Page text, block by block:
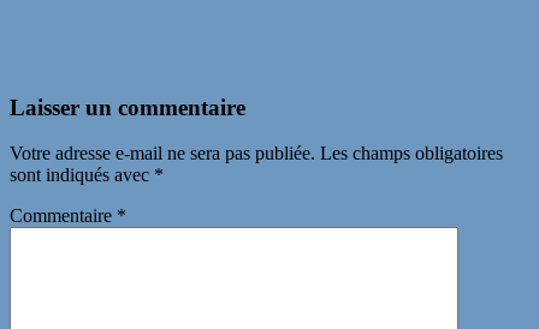
Laisser un commentaire
Votre adresse e-mail ne sera pas publiée. Les champs obligatoires
sont indiqués avec *
Commentaire *